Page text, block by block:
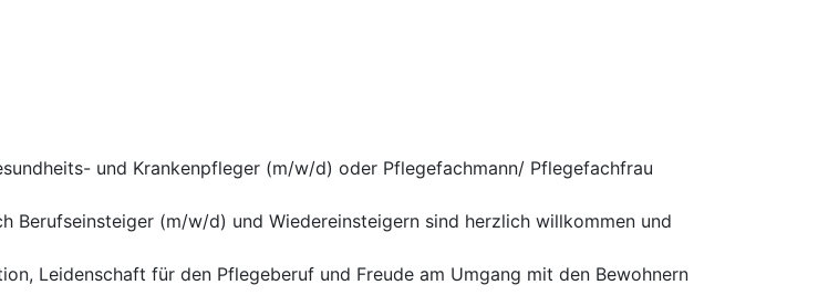
und Krankenpfleger (m/w/d) oder Pflegefachmann/ Pflegefachfrau
Berufseinsteiger (m/w/d) und Wiedereinsteigern sind herzlich willkommen und
Leidenschaft für den Pflegeberuf und Freude am Umgang mit den Bewohnern